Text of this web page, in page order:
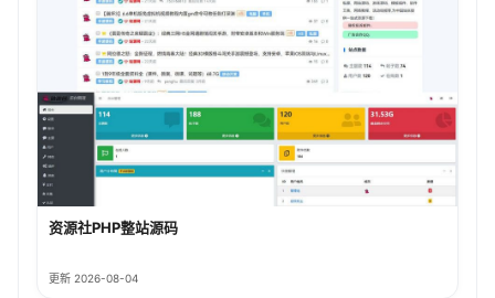
资源社PHP整站源码
更新 2026-08-04